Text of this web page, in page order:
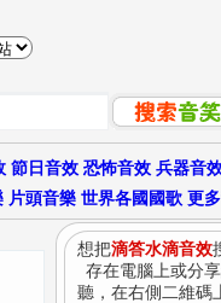
節日音效 恐怖音效 兵器音
片頭音樂 世界各國國歌 更
想把滴答水滴音效
存在電腦上或分
聽，在右側二維碼